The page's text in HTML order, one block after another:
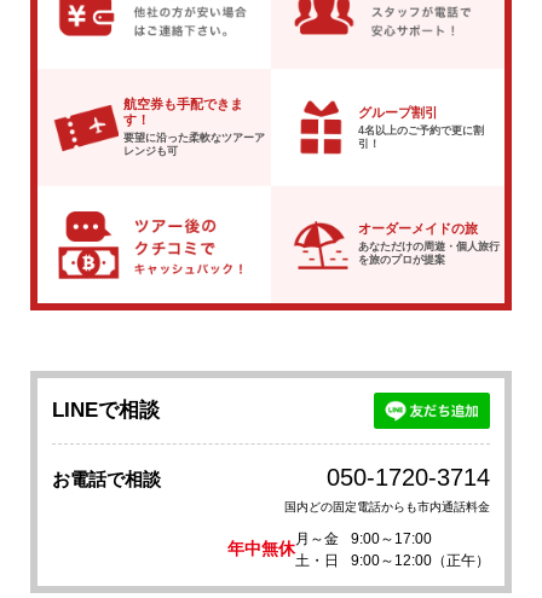
航空券も手配できま
す！
要望に沿った柔軟なツアーア
レンジも可
グループ割引
4名以上のご予約で更に割
引！
オーダーメイドの旅
あなただけの周遊・個人旅行
を旅のプロが提案
LINEで相談
お電話で相談 050-1720-3714
国内どの固定電話からも市内通話料金
年中無休
月～金
9:00～17:00
土・日
9:00～12:00（正午）